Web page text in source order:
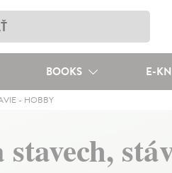
BOOKS E-
- HOBBY